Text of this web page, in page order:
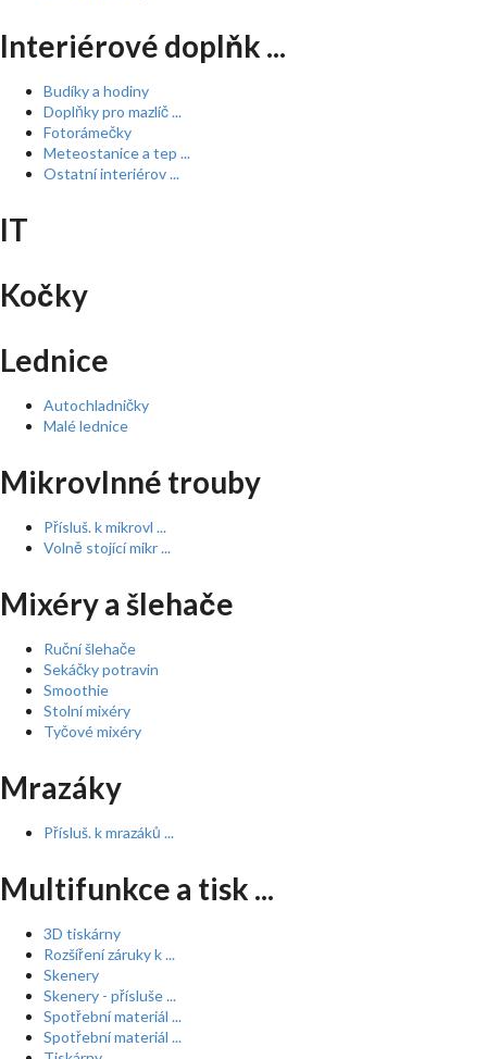
Interiérové doplňk ...
Budíky a hodiny
Doplňky pro mazlíč ...
Fotorámečky
Meteostanice a tep ...
Ostatní interiérov ...
IT
Kočky
Lednice
Autochladničky
Malé lednice
Mikrovlnné trouby
Přísluš. k mikrovl ...
Volně stojící mikr ...
Mixéry a šlehače
Ruční šlehače
Sekáčky potravin
Smoothie
Stolní mixéry
Tyčové mixéry
Mrazáky
Přísluš. k mrazáků ...
Multifunkce a tisk ...
3D tiskárny
Rozšíření záruky k ...
Skenery
Skenery - přísluše ...
Spotřební materiál ...
Spotřební materiál ...